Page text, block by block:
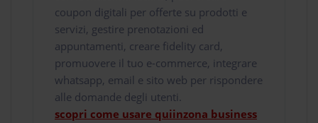
coupon digitali per offerte su prodotti e
servizi, gestire prenotazioni ed
appuntamenti, creare fidelity card,
promuovere il tuo e-commerce, integrare
whatsapp, email e sito web per rispondere
alle domande degli utenti.
scopri come usare quiinzona business